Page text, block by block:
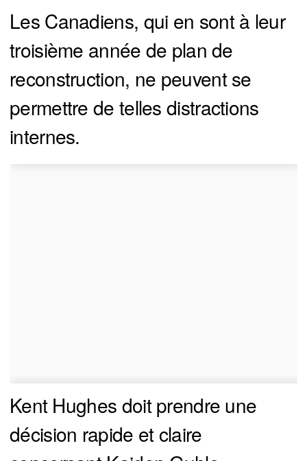
Les Canadiens, qui en sont à leur
troisième année de plan de
reconstruction, ne peuvent se
permettre de telles distractions
internes.
Kent Hughes doit prendre une
décision rapide et claire